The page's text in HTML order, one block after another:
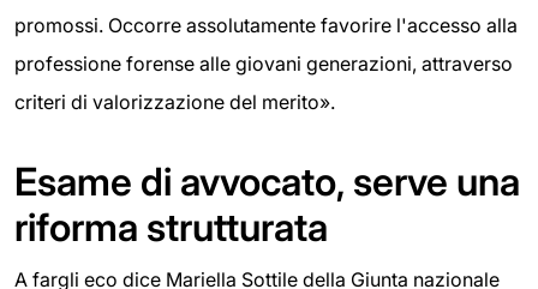
promossi. Occorre assolutamente favorire l'accesso alla
professione forense alle giovani generazioni, attraverso
criteri di valorizzazione del merito».
Esame di avvocato, serve una
riforma strutturata
A fargli eco dice Mariella Sottile della Giunta nazionale